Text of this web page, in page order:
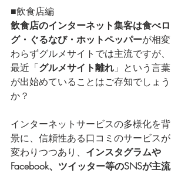
■飲食店編
飲食店のインターネット集客は食べロ
グ・ぐるなび・ホットペッパーが相変
わらずグルメサイトでは主流ですが、
最近「グルメサイト離れ 」という言葉
が出始めていることはご存知でしょう
か？
インターネットサービスの多様化を背
景に、信頼性ある口コミのサービスが
変わりつつあり、 インスタグラムや
Facebook、ツイッター等のSNSが主流